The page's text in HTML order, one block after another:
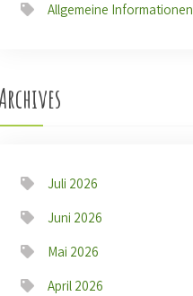
Allgemeine Informationen
Juli 2026
Juni 2026
Mai 2026
April 2026